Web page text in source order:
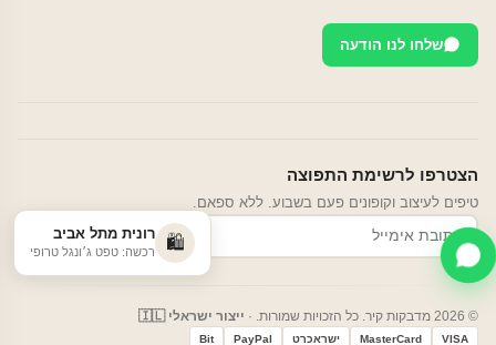
שלחו לנו הודעה
הצטרפו לרשימת התפוצה
טיפים לעיצוב וקופונים פעם בשבוע. ללא ספאם.
הרשמה
© 2026 מדבקות קיר. כל הזכויות שמורות. · ייצור ישראלי 🇮🇱
VISA
MasterCard ישראכרט PayPal
Bit
🛍️ רונית מתל אביב
רכשה: טפט ג׳ונגל טרופי